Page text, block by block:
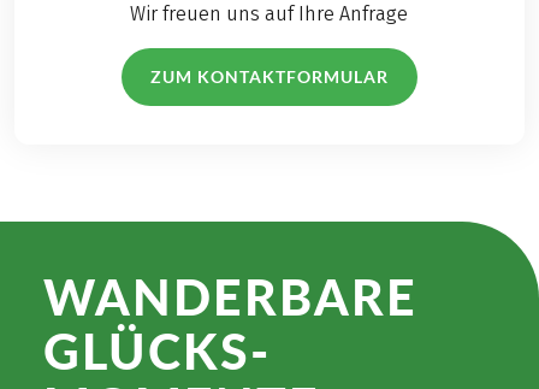
Wir freuen uns auf Ihre Anfrage
ZUM KONTAKTFORMULAR
WANDER­BARE
GLÜCKS­